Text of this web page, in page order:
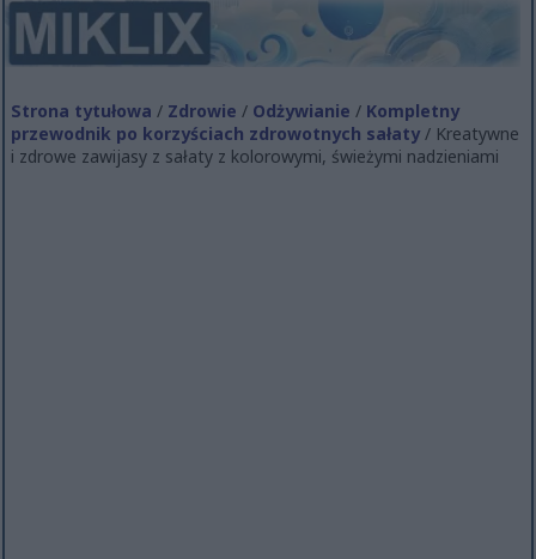
Strona tytułowa / Zdrowie / Odżywianie / Kompletny
przewodnik po korzyściach zdrowotnych sałaty / Kreatywne
i zdrowe zawijasy z sałaty z kolorowymi, świeżymi nadzieniami